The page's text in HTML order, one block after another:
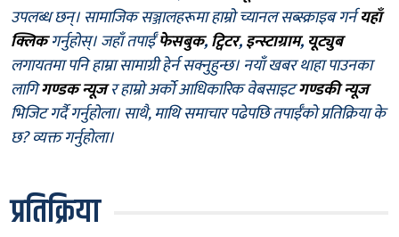
उपलब्ध छन्। सामाजिक सञ्जालहरूमा हाम्रो च्यानल सब्स्क्राइब गर्नयहाँ
क्लिकगर्नुहोस्। जहाँ तपाईँफेसबुक,ट्विटर,इन्स्टाग्राम, यूट्युब
लगायतमा पनि हाम्रा सामाग्री हेर्न सक्नुहुन्छ। नयाँ खबर थाहा पाउनका
लागिगण्डक न्यूजर हाम्रो अर्को आधिकारिक वेबसाइटगण्डकी न्यूज
भिजिट गर्दै गर्नुहोला। साथै, माथि समाचार पढेपछि तपाईँको प्रतिक्रिया के
छ? व्यक्त गर्नुहोला।
प्रतिक्रिया